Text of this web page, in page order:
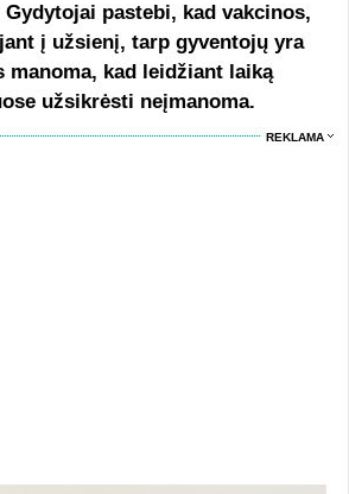
pastebi, kad vakcinos,
į užsienį, tarp gyventojų yra
manoma, kad leidžiant laiką
užsikrėsti neįmanoma.
REKLAMA